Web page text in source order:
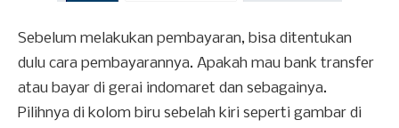
Sebelum melakukan pembayaran, bisa ditentukan
dulu cara pembayarannya. Apakah mau bank transfer
atau bayar di gerai indomaret dan sebagainya.
Pilihnya di kolom biru sebelah kiri seperti gambar di